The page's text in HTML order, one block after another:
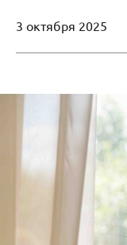
3 октября 2025